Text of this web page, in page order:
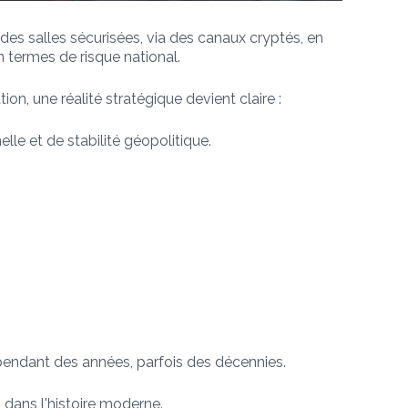
salles sécurisées, via des canaux cryptés, en
de risque national.
une réalité stratégique devient claire :
et de stabilité géopolitique.
des années, parfois des décennies.
l'histoire moderne.